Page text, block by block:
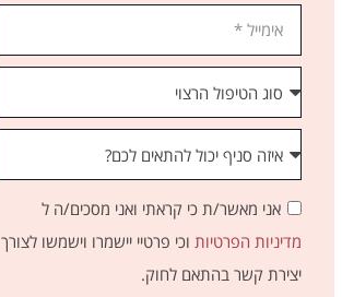
אני מאשר/ת כי קראתי ואני מסכים/ה ל
מדיניות הפרטיות וכי פרטיי יישמרו וישמשו לצורך
יצירת קשר בהתאם לחוק.